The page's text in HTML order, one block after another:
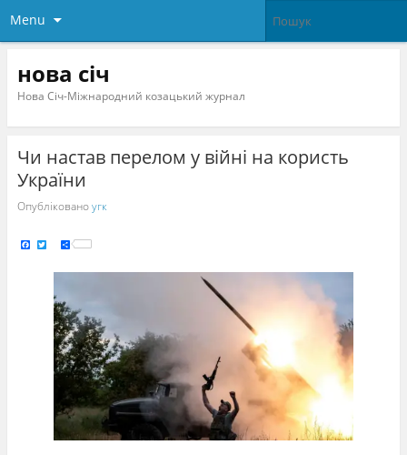
Menu
нова січ
Нова Січ-Міжнародний козацький журнал
Чи настав перелом у війні на користь
України
Опублікованоугк
Fa Tw
e
S
h
r